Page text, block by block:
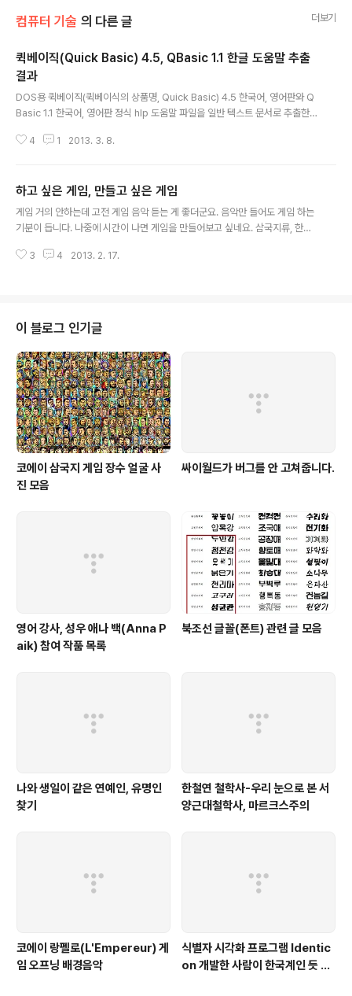
컴퓨터 기술 의 다른 글 더보기
퀵베이직(Quick Basic) 4.5, QBasic 1.1 한글 도움말 추출
결과
DOS용 퀵베이직(퀵베이식의 상품명, Quick Basic) 4.5 한국어, 영어판와 Q
Basic 1.1 한국어, 영어판 정식 hlp 도움말 파일을 일반 텍스트 문서로 추출한
ws.com/qboho/
4 1 2013. 3. 8.
하고 싶은 게임, 만들고 싶은 게임
게임 거의 안하는데 고전 게임 음악 듣는 게 좋더군요. 음악만 들어도 게임 하는
기분이 듭니다. 나중에 시간이 나면 게임을 만들어보고 싶네요. 삼국지류, 한국
어 학습 등이요. 음양오행과 기학, 한국 한의학 기반 MMORPG 시나리오도 하
러그워즈 시리즈인생게임 보드게임협동조합 보드게임 캐시플로 보드게임카탄
보드게임히어로즈오브마이트앤매직트랜스포트타이쿤레일로드타이쿤롤러코
스터타이쿤 시리즈 데모크라시 시리즈 트로피카..
3 4 2013. 2. 17.
이 블로그 인기글
코에이 삼국지 게임 장수 얼굴 사
진 모음
싸이월드가 버그를 안 고쳐줍니다.
영어 강사, 성우 애나 백(Anna P
aik) 참여 작품 목록
북조선 글꼴(폰트) 관련 글 모음
나와 생일이 같은 연예인, 유명인
찾기
한철연 철학사-우리 눈으로 본 서
양근대철학사, 마르크스주의
코에이 랑펠로(L'Empereur) 게
임 오프닝 배경음악
식별자 시각화 프로그램 Identic
on 개발한 사람이 한국계인 듯 합